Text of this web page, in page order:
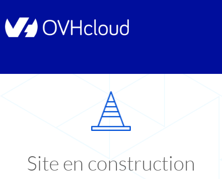
Site en construction